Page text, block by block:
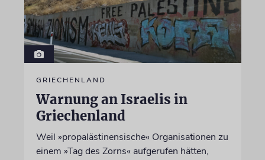
GRIECHENLAND
Warnung an Israelis in
Griechenland
Weil »propalästinensische« Organisationen zu
einem »Tag des Zorns« aufgerufen hätten,